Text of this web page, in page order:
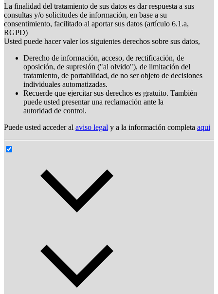
La finalidad del tratamiento de sus datos es dar respuesta a sus
consultas y/o solicitudes de información, en base a su
consentimiento, facilitado al aportar sus datos (artículo 6.1.a,
RGPD)
Usted puede hacer valer los siguientes derechos sobre sus datos,
Derecho de información, acceso, de rectificación, de
oposición, de supresión ("al olvido"), de limitación del
tratamiento, de portabilidad, de no ser objeto de decisiones
individuales automatizadas.
Recuerde que ejercitar sus derechos es gratuito. También
puede usted presentar una reclamación ante la
autoridad de control.
Puede usted acceder al aviso legal y a la información completa aqui